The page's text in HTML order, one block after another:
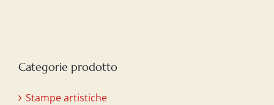
Categorie prodotto
Stampe artistiche